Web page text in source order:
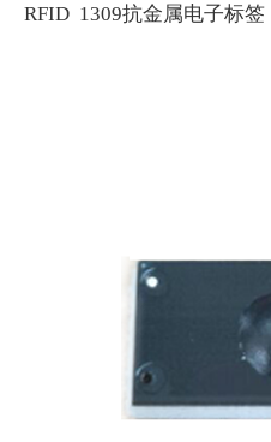
RFID 1309抗金属电子标签